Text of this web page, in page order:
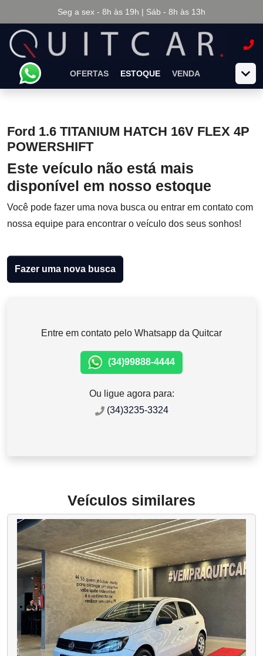
Seg a sex - 8h às 19h | Sáb - 8h às 13h
OFERTAS ESTOQUE VENDA
Ford 1.6 TITANIUM HATCH 16V FLEX 4P
POWERSHIFT
Este veículo não está mais
disponível em nosso estoque
Você pode fazer uma nova busca ou entrar em contato com
nossa equipe para encontrar o veículo dos seus sonhos!
Fazer uma nova busca
Entre em contato pelo Whatsapp da Quitcar
(34)99888-4444
Ou ligue agora para:
(34)3235-3324
Veículos similares